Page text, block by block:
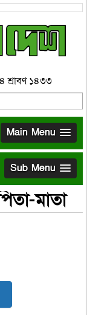
শ্রাবণ ১৪৩৩
Main Menu
Sub Menu
মাতা